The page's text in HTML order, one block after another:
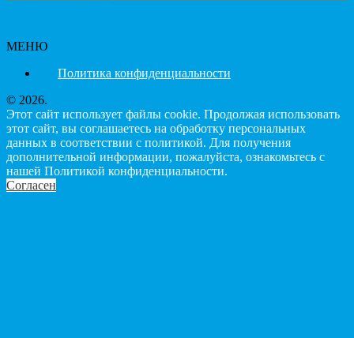
МЕНЮ
Политика конфиденциальности
© 2026.
Этот сайт использует файлы cookie. Продолжая использовать
этот сайт, вы соглашаетесь на обработку персональных
данных в соответствии с политикой. Для получения
дополнительной информации, пожалуйста, ознакомьтесь с
нашей Политикой конфиденциальности.
Согласен